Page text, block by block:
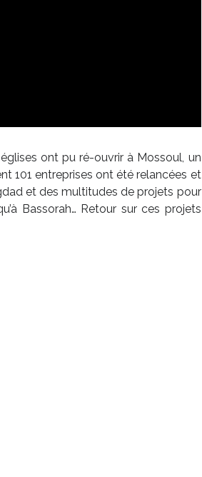
ont pu ré-ouvrir à Mossoul, un
101 entreprises ont été relancées et
et des multitudes de projets pour
Bassorah… Retour sur ces projets